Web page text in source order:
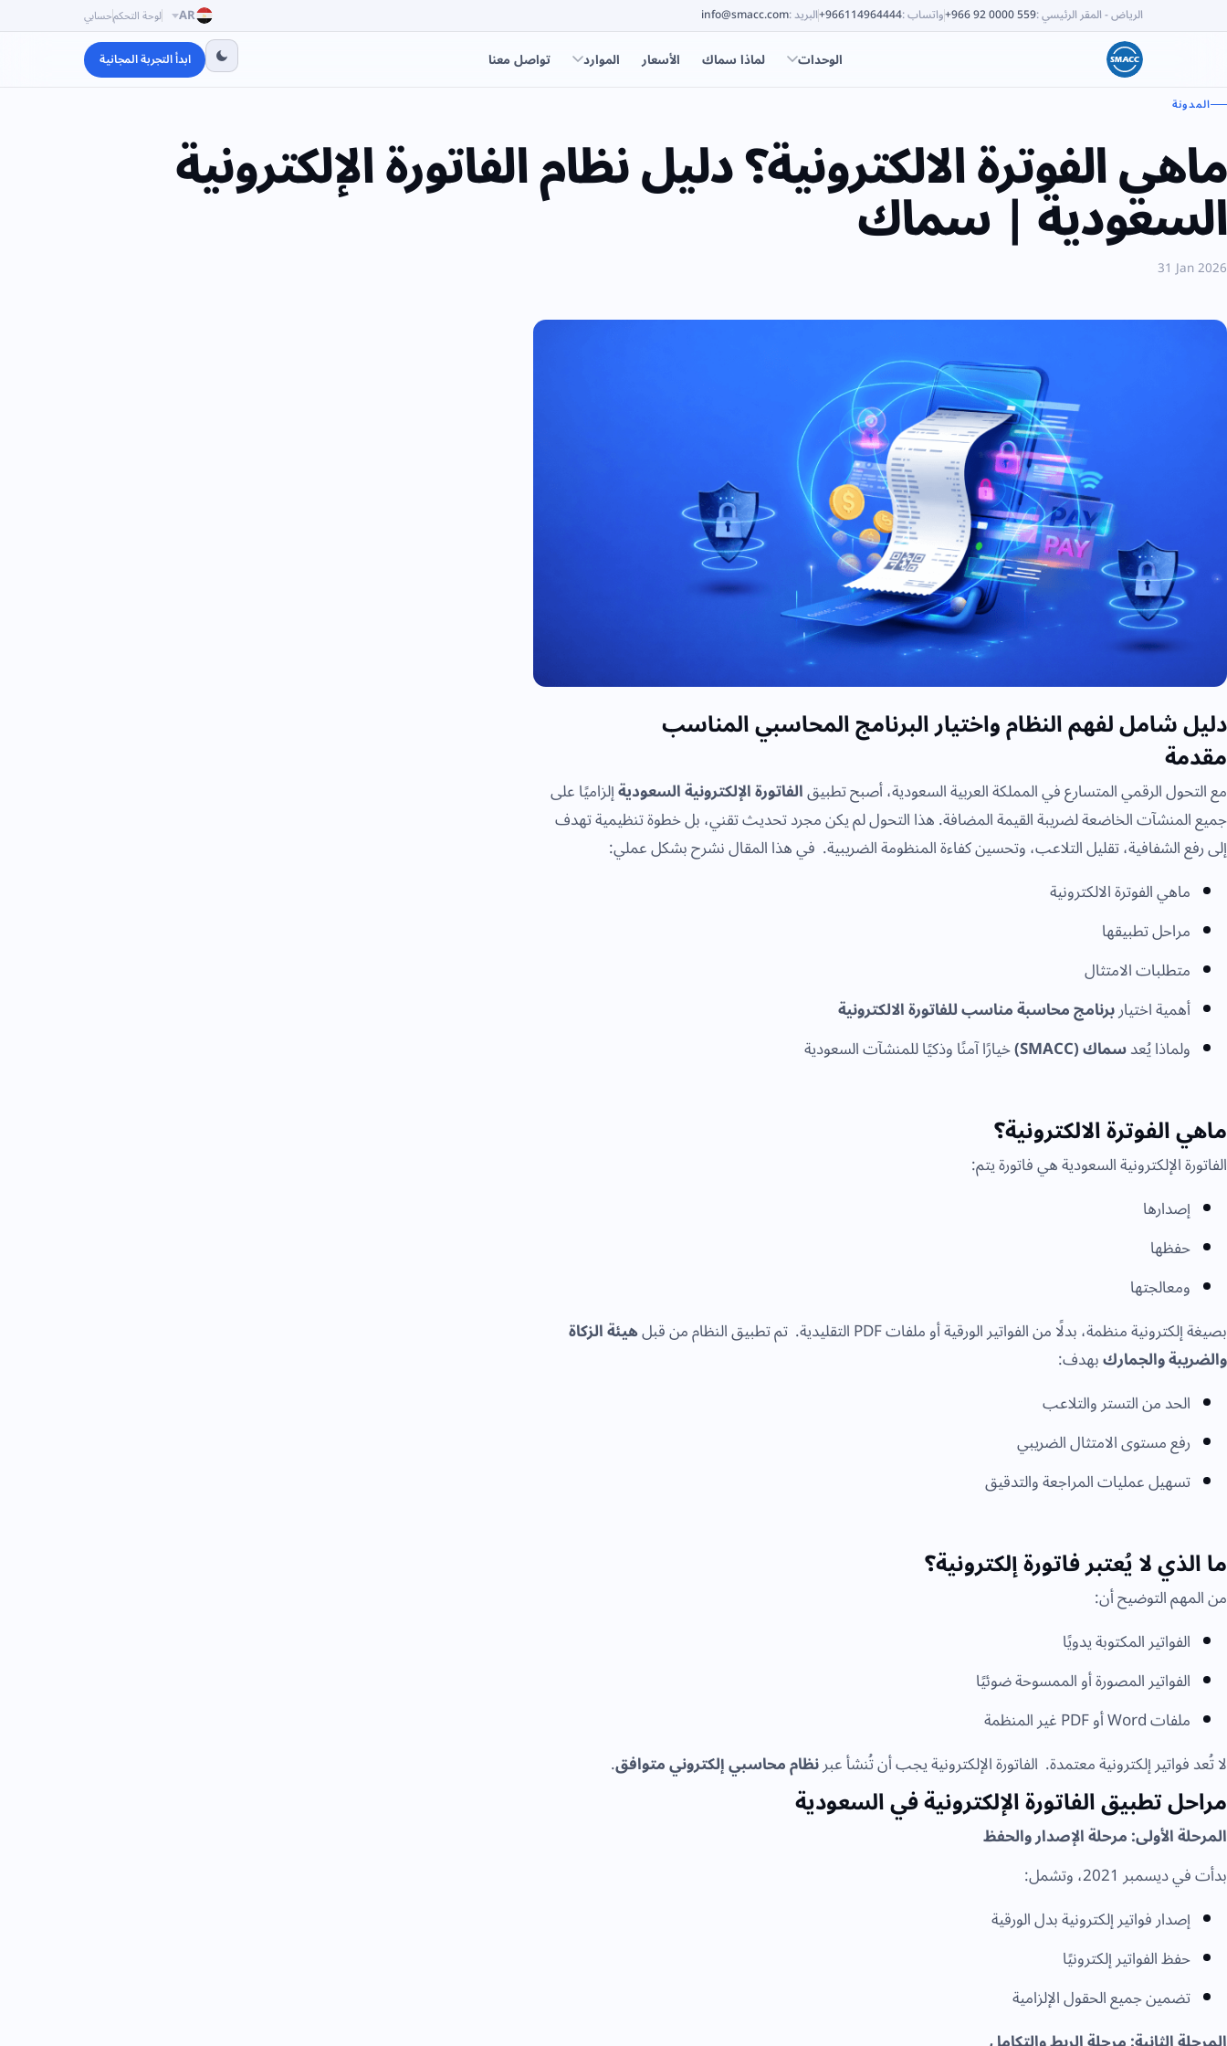
الرياض - المقر الرئيسي:
+966 92 0000 559واتساب:
+966114964444البريد:
info@smacc.com
AR لوحة التحكمحسابي
الوحدات لماذا سماك الأسعار الموارد تواصل معنا ابدأ التجربة المجانية
المدونة
ماهي الفوترة الالكترونية؟ دليل نظام الفاتورة الإلكترونية
السعودية | سماك
31 Jan 2026
دليل شامل لفهم النظام واختيار البرنامج المحاسبي المناسب
مقدمة
مع التحول الرقمي المتسارع في المملكة العربية السعودية، أصبح تطبيقالفاتورة الإلكترونية السعوديةإلزاميًا على
جميع المنشآت الخاضعة لضريبة القيمة المضافة. هذا التحول لم يكن مجرد تحديث تقني، بل خطوة تنظيمية تهدف
إلى رفع الشفافية، تقليل التلاعب، وتحسين كفاءة المنظومة الضريبية. في هذا المقال نشرح بشكل عملي:
ماهي الفوترة الالكترونية
مراحل تطبيقها
متطلبات الامتثال
أهمية اختياربرنامج محاسبة مناسب للفاتورة الالكترونية
ولماذا يُعدسماك (SMACC) خيارًا آمنًا وذكيًا للمنشآت السعودية
ماهي الفوترة الالكترونية؟
الفاتورة الإلكترونية السعودية هي فاتورة يتم:
إصدارها
حفظها
ومعالجتها
بصيغة إلكترونية منظمة، بدلًا من الفواتير الورقية أو ملفات PDF التقليدية. تم تطبيق النظام من قبل
هيئة الزكاة
والضريبة والجماركبهدف:
الحد من التستر والتلاعب
رفع مستوى الامتثال الضريبي
تسهيل عمليات المراجعة والتدقيق
ما الذي لا يُعتبر فاتورة إلكترونية؟
من المهم التوضيح أن:
الفواتير المكتوبة يدويًا
الفواتير المصورة أو الممسوحة ضوئيًا
ملفات Word أو PDF غير المنظمة
لا تُعد فواتير إلكترونية معتمدة. الفاتورة الإلكترونية يجب أن تُنشأ عبرنظام محاسبي إلكتروني متوافق.
مراحل تطبيق الفاتورة الإلكترونية في السعودية
المرحلة الأولى: مرحلة الإصدار والحفظ
بدأت في ديسمبر 2021، وتشمل:
إصدار فواتير إلكترونية بدل الورقية
حفظ الفواتير إلكترونيًا
تضمين جميع الحقول الإلزامية